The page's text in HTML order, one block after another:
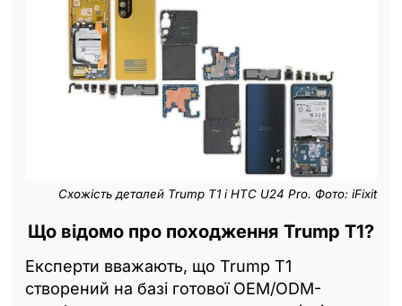
Схожість деталей Trump T1 і HTC U24 Pro. Фото: iFixit
Що відомо про походження Trump T1?
Експерти вважають, що Trump T1
створений на базі готової OEM/ODM-